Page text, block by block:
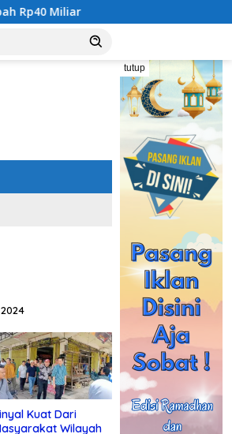
Komisioner KPU Kotim Ditahan Kejati
tutup
Kuat Dari
Wilayah